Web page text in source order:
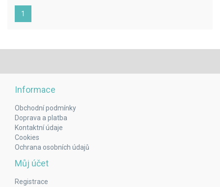
1
Informace
Obchodní podmínky
Doprava a platba
Kontaktní údaje
Cookies
Ochrana osobních údajů
Můj účet
Registrace